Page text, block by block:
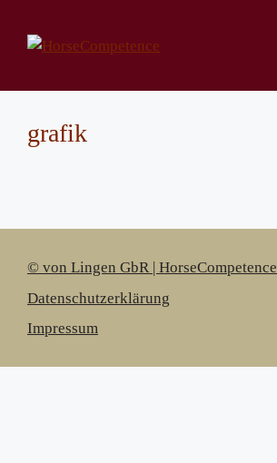
Inhalt
springen
grafik
© von Lingen GbR | HorseCompetence
Datenschutzerklärung
Impressum